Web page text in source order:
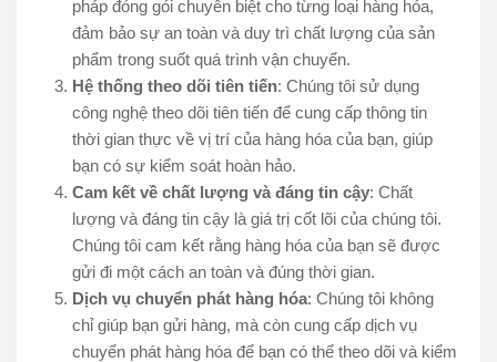
pháp đóng gói chuyên biệt cho từng loại hàng hóa,
đảm bảo sự an toàn và duy trì chất lượng của sản
phẩm trong suốt quá trình vận chuyển.
Hệ thống theo dõi tiên tiến: Chúng tôi sử dụng
công nghệ theo dõi tiên tiến để cung cấp thông tin
thời gian thực về vị trí của hàng hóa của bạn, giúp
bạn có sự kiểm soát hoàn hảo.
Cam kết về chất lượng và đáng tin cậy: Chất
lượng và đáng tin cậy là giá trị cốt lõi của chúng tôi.
Chúng tôi cam kết rằng hàng hóa của bạn sẽ được
gửi đi một cách an toàn và đúng thời gian.
Dịch vụ chuyển phát hàng hóa: Chúng tôi không
chỉ giúp bạn gửi hàng, mà còn cung cấp dịch vụ
chuyển phát hàng hóa để bạn có thể theo dõi và kiểm